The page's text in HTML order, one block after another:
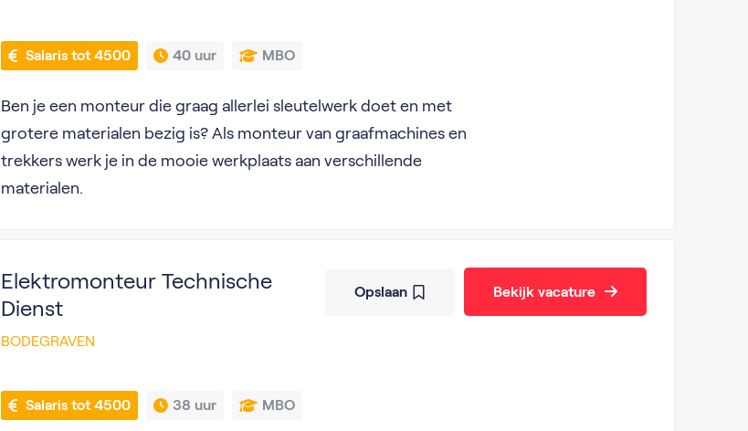
Salaris tot 4500 40 uur MBO
Ben je een monteur die graag allerlei sleutelwerk doet en met
grotere materialen bezig is? Als monteur van graafmachines en
trekkers werk je in de mooie werkplaats aan verschillende
materialen.
Elektromonteur Technische
Dienst
BODEGRAVEN
Salaris tot 4500 38 uur MBO
Opslaan Bekijk vacature